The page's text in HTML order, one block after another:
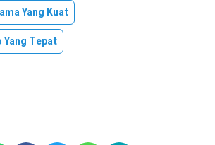
Yang Kuat
Yang Tepat